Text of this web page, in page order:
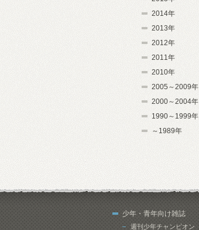
2014年
2013年
2012年
2011年
2010年
2005～2009年
2000～2004年
1990～1999年
～1989年
少年・青年向け雑誌
週刊少年チャンピオン